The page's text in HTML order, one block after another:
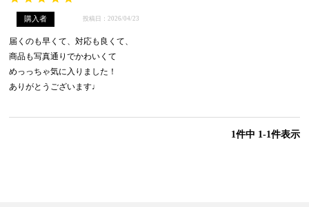
購入者 投稿日 2026/04/23
届くのも早くて、対応も良くて、
商品も写真通りでかわいくて
めっっちゃ気に入りました！
1件中 1-1件表示